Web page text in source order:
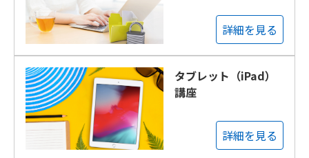
詳細を見る
タブレット（iPad）
講座
詳細を見る